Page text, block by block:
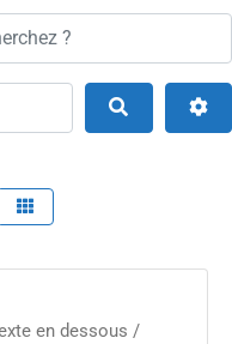
?
en dessous /